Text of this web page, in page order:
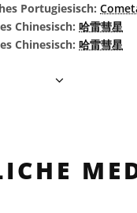
Portugiesisch:
Chinesisch: 哈雷彗星
Chinesisch: 哈雷彗星